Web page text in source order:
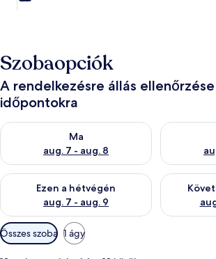
Szobaopciók
A rendelkezésre állás
időpontokra
Ma
aug. 7 - aug. 8
A ma esti rendelkezésre állás ellenőrzése:
A holnapi
Ezen a hétvégén
aug. 7 - aug. 9
A mostani hétvégi rendelkezésre állás
A
Szobákhoz
rendelkezésre
Összes szoba 1 ágy